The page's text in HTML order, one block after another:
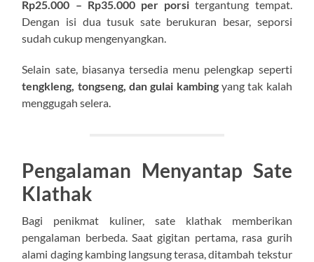
Rp25.000 – Rp35.000 per porsi tergantung tempat.
Dengan isi dua tusuk sate berukuran besar, seporsi
sudah cukup mengenyangkan.
Selain sate, biasanya tersedia menu pelengkap seperti
tengkleng, tongseng, dan gulai kambingyang tak kalah
menggugah selera.
Pengalaman Menyantap Sate
Klathak
Bagi penikmat kuliner, sate klathak memberikan
pengalaman berbeda. Saat gigitan pertama, rasa gurih
alami daging kambing langsung terasa, ditambah tekstur